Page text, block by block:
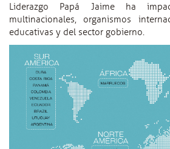
Liderazgo Papá Jaime ha
multinacionales, organismos
educativas y del sector gobierno.